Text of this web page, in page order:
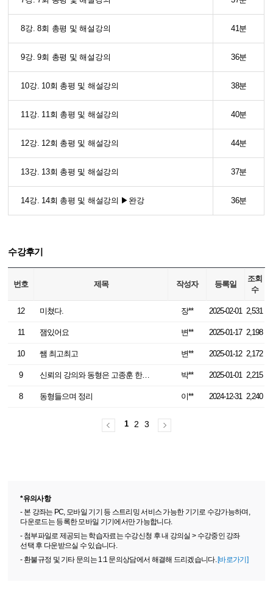
8강. 8회 총평 및 해설강의 41분
9강. 9회 총평 및 해설강의 36분
10강. 10회 총평 및 해설강의 38분
11강. 11회 총평 및 해설강의 40분
12강. 12회 총평 및 해설강의 44분
13강. 13회 총평 및 해설강의 37분
14강. 14회 총평 및 해설강의 ▶완강 36분
수강후기
번호 제목 작성자 등록일
조회
수
12 미쳤다. 장** 2025-02-01 2,531
11 잼있어요 변** 2025-01-17 2,198
10 쌤 최고최고 변** 2025-01-12 2,172
9 신뢰의 강의와 동형은 고종훈 한국사 박** 2025-01-01 2,215
8 동형들으며 정리 이** 2024-12-31 2,240
1 2 3
*유의사항
- 본 강좌는 PC, 모바일 기기 등 스트리밍 서비스 가능한 기기로 수강가능하며,
다운로드는 등록한 모바일 기기에서만 가능합니다.
- 첨부파일로 제공되는 학습자료는 수강신청 후 내 강의실 > 수강중인 강좌
선택 후 다운받으실 수 있습니다.
- 환불규정 및 기타 문의는 1:1 문의상담에서 해결해 드리겠습니다.[바로가기]